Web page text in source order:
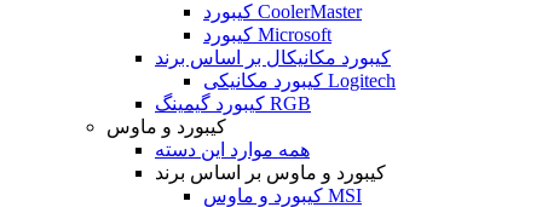
کیبورد CoolerMaster
کیبورد Microsoft
کیبورد مکانیکال بر اساس برند
کیبورد مکانیکی Logitech
کیبورد گیمینگ RGB
کیبورد و ماوس
همه موارد این دسته
کیبورد و ماوس بر اساس برند
کیبورد و ماوس MSI